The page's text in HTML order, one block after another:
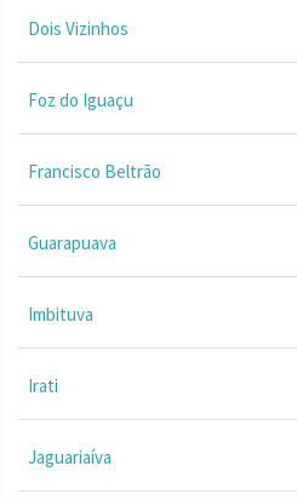
Dois Vizinhos
Foz do Iguaçu
Francisco Beltrão
Guarapuava
Imbituva
Irati
Jaguariaíva